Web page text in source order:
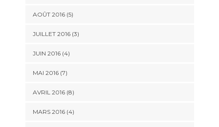
AOÛT 2016 (5)
JUILLET 2016 (3)
JUIN 2016 (4)
MAI 2016 (7)
AVRIL 2016 (8)
MARS 2016 (4)